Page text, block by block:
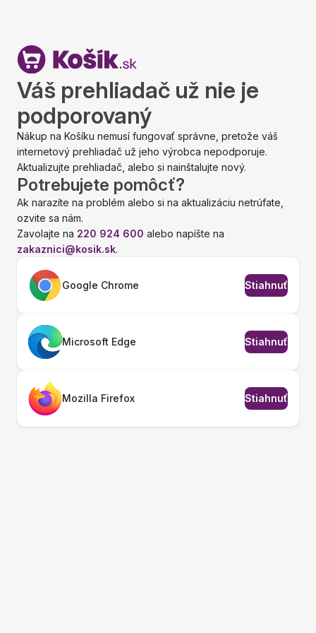
Váš prehliadač už nie je
podporovaný
Nákup na Košíku nemusí fungovať správne, pretože váš
internetový prehliadač už jeho výrobca nepodporuje.
Aktualizujte prehliadač, alebo si nainštalujte nový.
Potrebujete pomôcť?
Ak narazíte na problém alebo si na aktualizáciu netrúfate,
ozvite sa nám.
Zavolajte na 220 924 600 alebo napíšte na
zakaznici@kosik.sk.
Google Chrome Stiahnuť
Microsoft Edge Stiahnuť
Mozilla Firefox Stiahnuť